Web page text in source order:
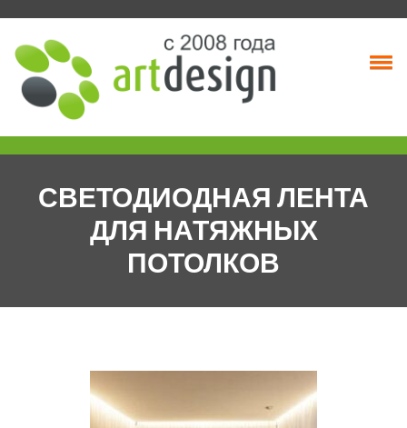
content
СВЕТОДИОДНАЯ ЛЕНТА
ДЛЯ НАТЯЖНЫХ
ПОТОЛКОВ